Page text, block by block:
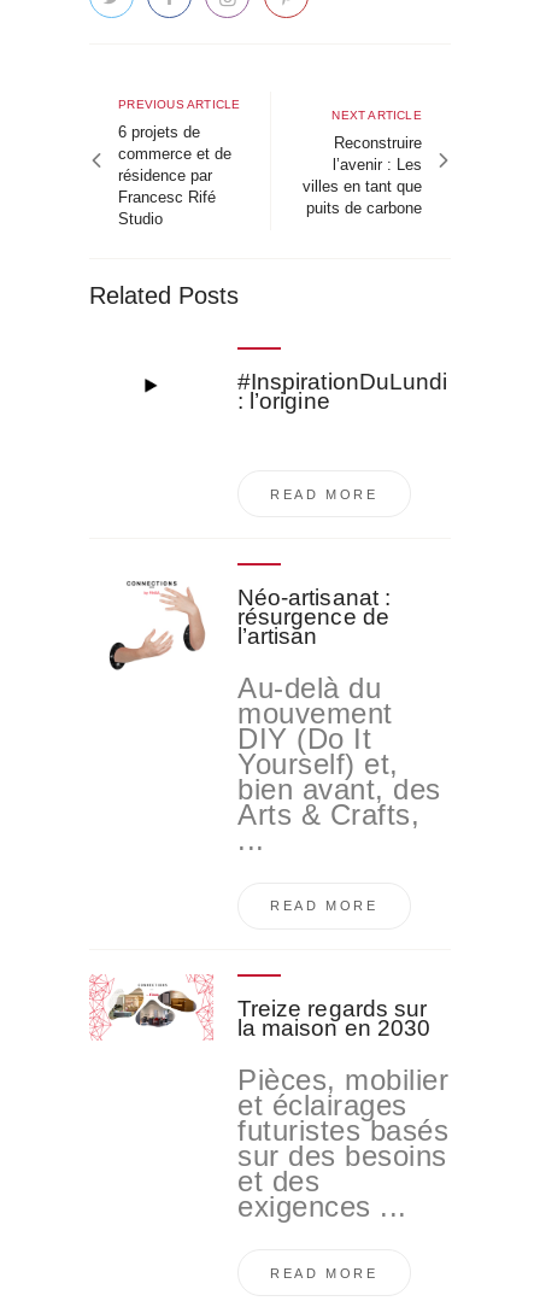
de
l’article
Previous
article
PREVIOUS ARTICLE
6 projets de
commerce et de
résidence par
Francesc Rifé
Studio
Next
article
NEXT ARTICLE
Reconstruire
l’avenir : Les
villes en tant que
puits de carbone
Related Posts
#InspirationDuLundi
: l’origine
READ MORE
Néo-artisanat :
résurgence de
l’artisan
Au-delà du
mouvement
DIY (Do It
Yourself) et,
bien avant, des
Arts & Crafts,
...
READ MORE
Treize regards sur
la maison en 2030
Pièces, mobilier
et éclairages
futuristes basés
sur des besoins
et des
exigences ...
READ MORE